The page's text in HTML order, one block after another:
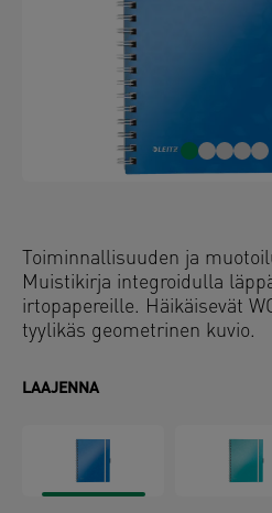
Toiminnallisuuden ja
Muistikirja integroidulla
irtopapereille. Häikäisevät
tyylikäs geometrinen kuvio.
LAAJENNA